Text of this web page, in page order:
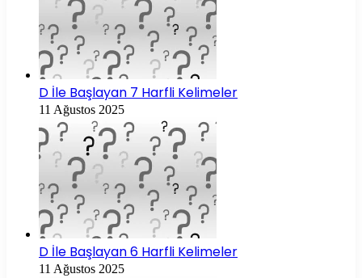
D İle Başlayan 7 Harfli Kelimeler
11 Ağustos 2025
D İle Başlayan 6 Harfli Kelimeler
11 Ağustos 2025